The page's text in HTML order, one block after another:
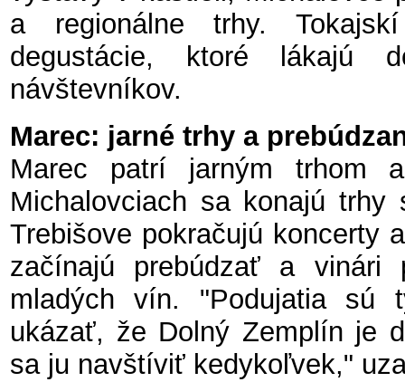
a regionálne trhy.
degustácie, ktoré lákajú
návštevníkov.
Marec: jarné trhy a
Marec patrí jarným trhom
Michalovciach sa konajú trhy
Trebišove pokračujú koncerty
začínajú prebúdzať a vinári
mladých vín. "Podujatia sú
ukázať, že Dolný Zemplín je
sa ju navštíviť kedykoľvek,"